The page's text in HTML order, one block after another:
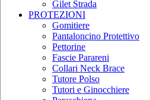
Gilet Strada
PROTEZIONI
Gomitiere
Pantaloncino Protettivo
Pettorine
Fascie Parareni
Collari Neck Brace
Tutore Polso
Tutori e Ginocchiere